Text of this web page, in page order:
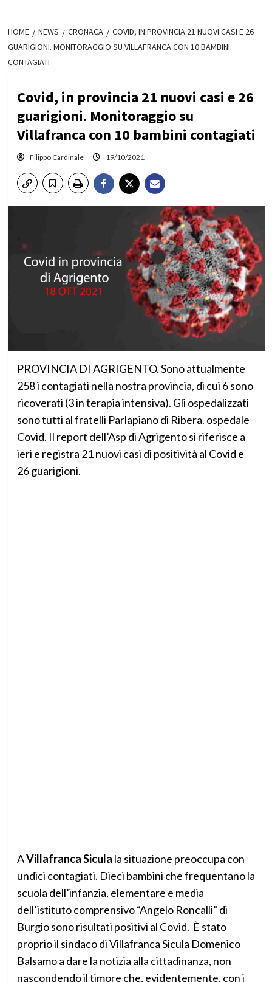
HOME NEWS CRONACA
COVID, IN PROVINCIA 21 NUOVI CASI E 26
GUARIGIONI. MONITORAGGIO SU VILLAFRANCA CON 10 BAMBINI
CONTAGIATI
Covid, in provincia 21 nuovi casi e 26
guarigioni. Monitoraggio su
Villafranca con 10 bambini contagiati
Filippo Cardinale 19/10/2021
PROVINCIA DI AGRIGENTO. Sono attualmente
258 i contagiati nella nostra provincia, di cui 6 sono
ricoverati (3 in terapia intensiva). Gli ospedalizzati
sono tutti al fratelli Parlapiano di Ribera. ospedale
Covid. Il report dell’Asp di Agrigento si riferisce a
ieri e registra 21 nuovi casi di positività al Covid e
26 guarigioni.
AVillafranca Sicula la situazione preoccupa con
undici contagiati. Dieci bambini che frequentano la
scuola dell’infanzia, elementare e media
dell’istituto comprensivo “Angelo Roncalli” di
Burgio sono risultati positivi al Covid. È stato
proprio il sindaco di Villafranca Sicula Domenico
Balsamo a dare la notizia alla cittadinanza, non
nascondendo il timore che, evidentemente, con i